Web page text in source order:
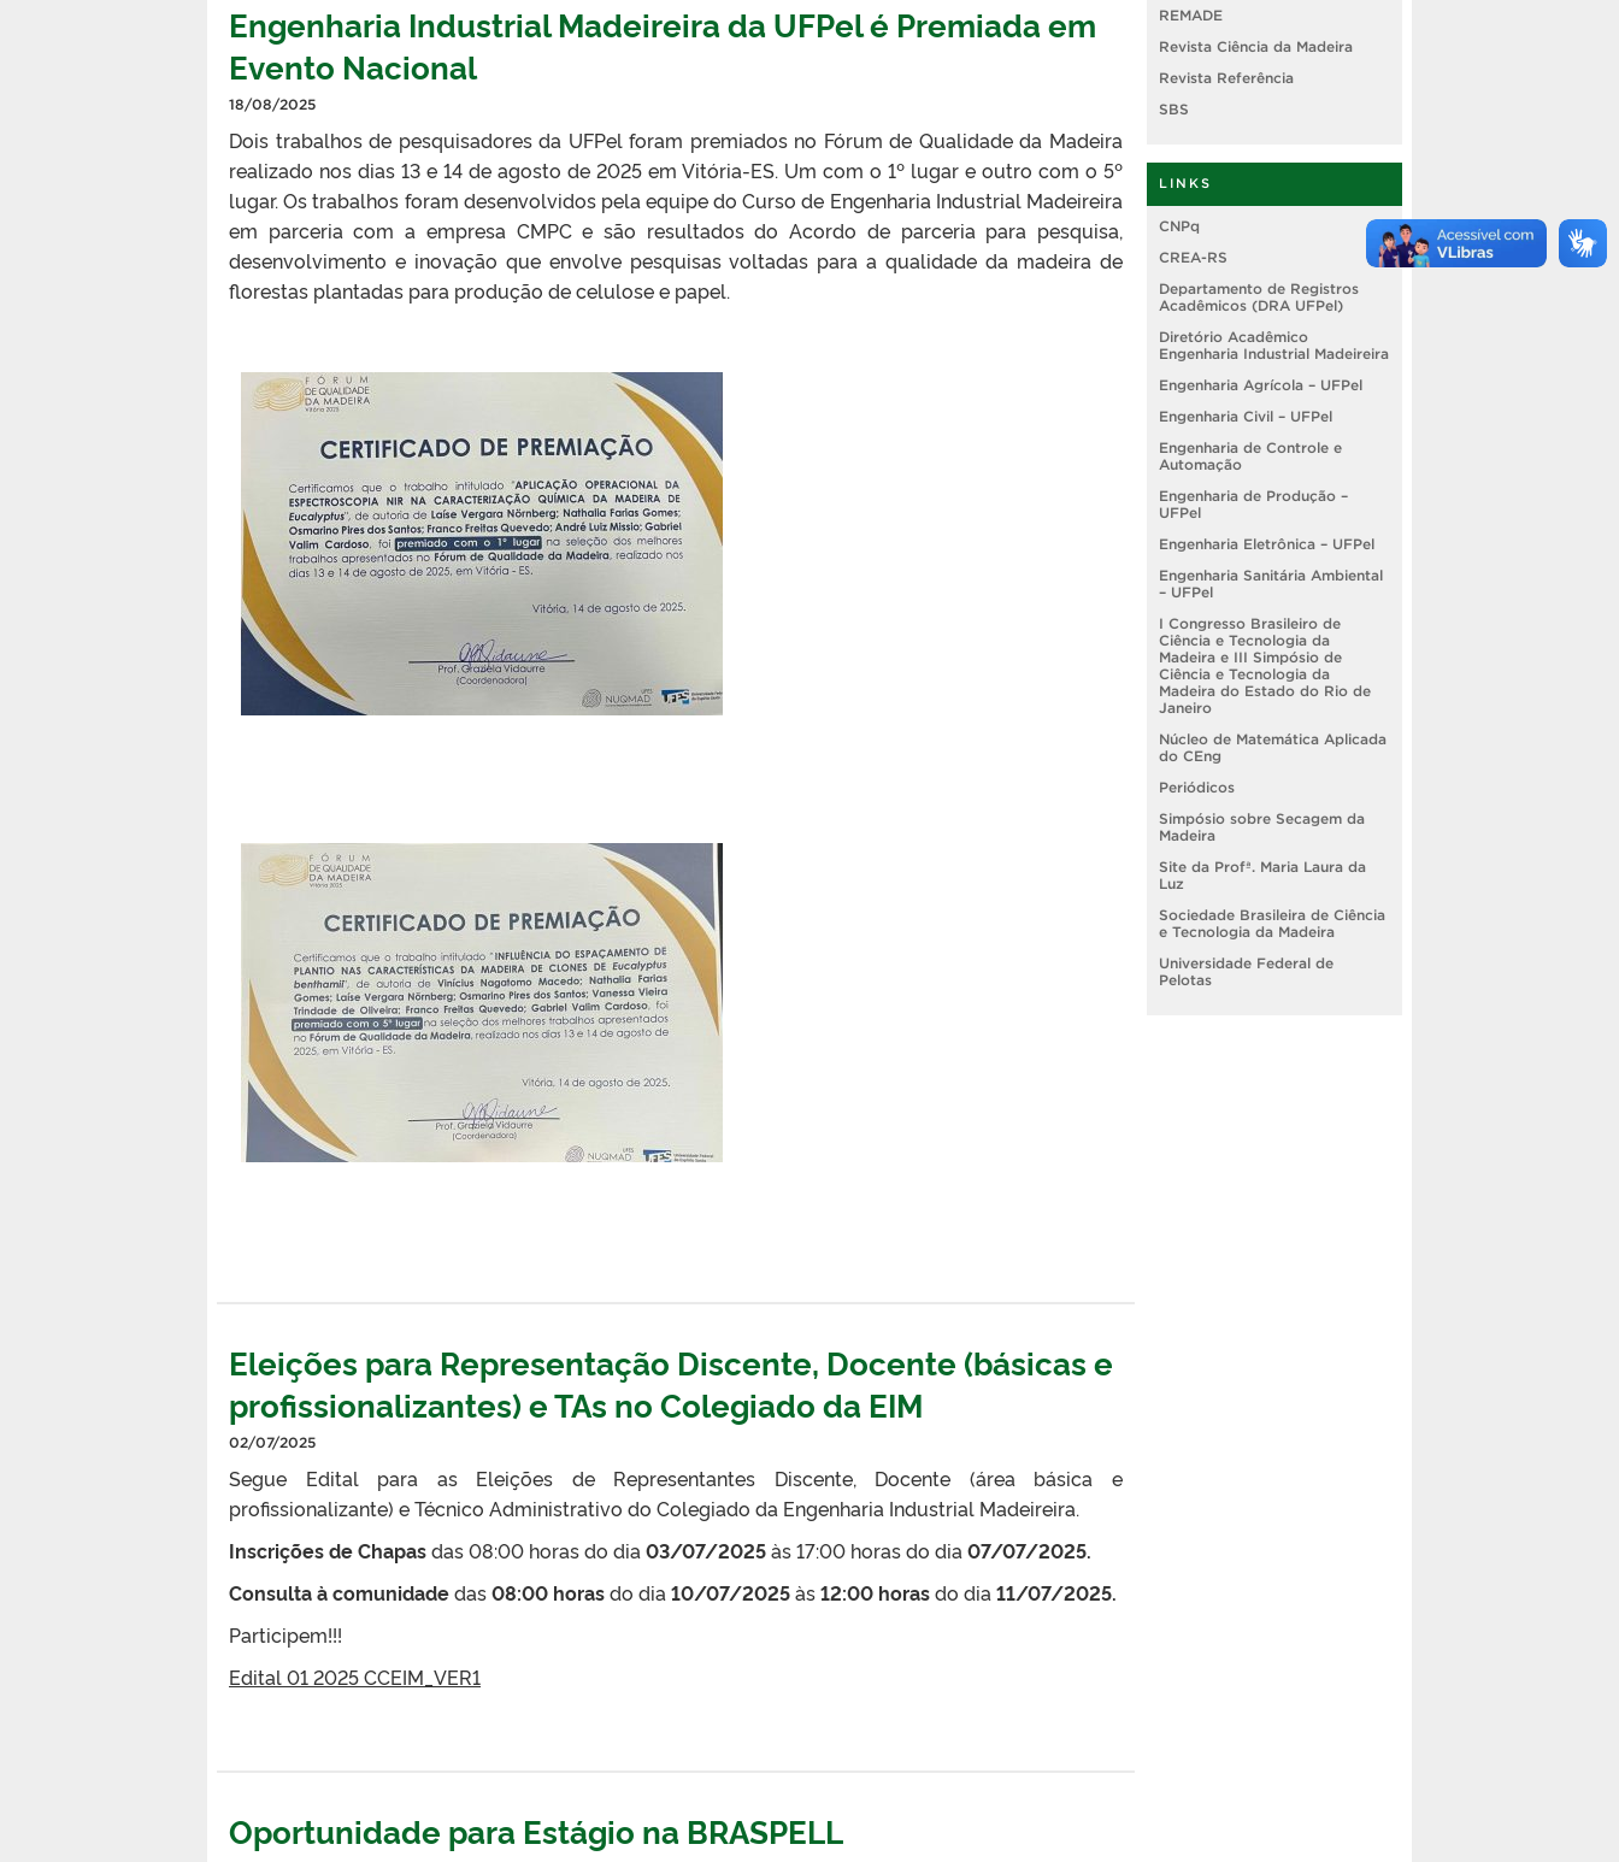
Engenharia Industrial Madeireira da UFPel é Premiada em
Evento Nacional
18/08/2025
Dois trabalhos de pesquisadores da UFPel foram premiados no Fórum de Qualidade da Madeira
realizado nos dias 13 e 14 de agosto de 2025 em Vitória-ES. Um com o 1º lugar e outro com o 5º
lugar. Os trabalhos foram desenvolvidos pela equipe do Curso de Engenharia Industrial Madeireira
em parceria com a empresa CMPC e são resultados do Acordo de parceria para pesquisa,
desenvolvimento e inovação que envolve pesquisas voltadas para a qualidade da madeira de
florestas plantadas para produção de celulose e papel.
Eleições para Representação Discente, Docente (básicas e
profissionalizantes) e TAs no Colegiado da EIM
02/07/2025
Segue Edital para as Eleições de Representantes Discente, Docente (área básica e
profissionalizante) e Técnico Administrativo do Colegiado da Engenharia Industrial Madeireira.
Inscrições de Chapasdas 08:00 horas do dia 03/07/2025às 17:00 horas do dia 07/07/2025.
Consulta à comunidadedas08:00 horasdo dia 10/07/2025às12:00 horasdo dia 11/07/2025.
Participem!!!
Edital 01 2025 CCEIM_VER1
Oportunidade para Estágio na BRASPELL
REMADE
Revista Ciência da Madeira
Revista Referência
SBS
LINKS
CNPq
CREA-RS
Departamento de Registros
Acadêmicos (DRA UFPel)
Diretório Acadêmico
Engenharia Industrial Madeireira
Engenharia Agrícola – UFPel
Engenharia Civil – UFPel
Engenharia de Controle e
Automação
Engenharia de Produção –
UFPel
Engenharia Eletrônica – UFPel
Engenharia Sanitária Ambiental
– UFPel
I Congresso Brasileiro de
Ciência e Tecnologia da
Madeira e III Simpósio de
Ciência e Tecnologia da
Madeira do Estado do Rio de
Janeiro
Núcleo de Matemática Aplicada
do CEng
Periódicos
Simpósio sobre Secagem da
Madeira
Site da Profª. Maria Laura da
Luz
Sociedade Brasileira de Ciência
e Tecnologia da Madeira
Universidade Federal de
Pelotas